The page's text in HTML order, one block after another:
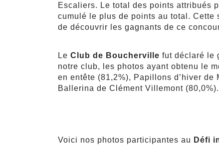
Escaliers. Le total des points attribués
cumulé le plus de points au total. Cette
de découvrir les gagnants de ce
Le Club de Boucherville fut déclaré le
notre club, les photos ayant obtenu le
en entête (81,2%), Papillons d’hiver de
Ballerina de Clément Villemont (80,0%).
Voici nos photos participantes au Défi